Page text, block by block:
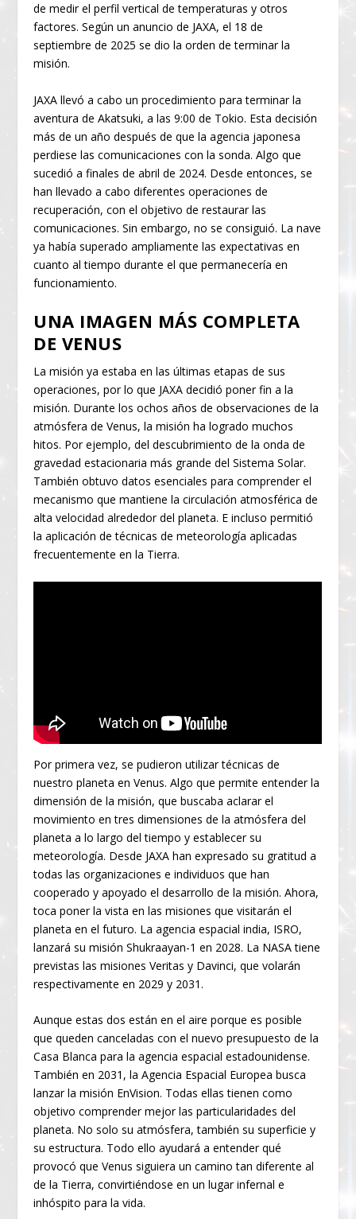
de medir el perfil vertical de temperaturas y otros
factores. Según un anuncio de JAXA, el 18 de
septiembre de 2025 se dio la orden de terminar la
misión.
JAXA llevó a cabo un procedimiento para terminar la
aventura de Akatsuki, a las 9:00 de Tokio. Esta decisión
más de un año después de que la agencia japonesa
perdiese las comunicaciones con la sonda. Algo que
sucedió a finales de abril de 2024. Desde entonces, se
han llevado a cabo diferentes operaciones de
recuperación, con el objetivo de restaurar las
comunicaciones. Sin embargo, no se consiguió. La nave
ya había superado ampliamente las expectativas en
cuanto al tiempo durante el que permanecería en
funcionamiento.
UNA IMAGEN MÁS COMPLETA
DE VENUS
La misión ya estaba en las últimas etapas de sus
operaciones, por lo que JAXA decidió poner fin a la
misión. Durante los ochos años de observaciones de la
atmósfera de Venus, la misión ha logrado muchos
hitos. Por ejemplo, del descubrimiento de la onda de
gravedad estacionaria más grande del Sistema Solar.
También obtuvo datos esenciales para comprender el
mecanismo que mantiene la circulación atmosférica de
alta velocidad alrededor del planeta. E incluso permitió
la aplicación de técnicas de meteorología aplicadas
frecuentemente en la Tierra.
Por primera vez, se pudieron utilizar técnicas de
nuestro planeta en Venus. Algo que permite entender la
dimensión de la misión, que buscaba aclarar el
movimiento en tres dimensiones de la atmósfera del
planeta a lo largo del tiempo y establecer su
meteorología. Desde JAXA han expresado su gratitud a
todas las organizaciones e individuos que han
cooperado y apoyado el desarrollo de la misión. Ahora,
toca poner la vista en las misiones que visitarán el
planeta en el futuro. La agencia espacial india, ISRO,
lanzará su misión Shukraayan-1 en 2028. La NASA tiene
previstas las misiones Veritas y Davinci, que volarán
respectivamente en 2029 y 2031.
Aunque estas dos están en el aire porque es posible
que queden canceladas con el nuevo presupuesto de la
Casa Blanca para la agencia espacial estadounidense.
También en 2031, la Agencia Espacial Europea busca
lanzar la misión EnVision. Todas ellas tienen como
objetivo comprender mejor las particularidades del
planeta. No solo su atmósfera, también su superficie y
su estructura. Todo ello ayudará a entender qué
provocó que Venus siguiera un camino tan diferente al
de la Tierra, convirtiéndose en un lugar infernal e
inhóspito para la vida.